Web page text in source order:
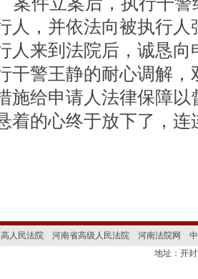
人，并依法向被执行
人来到法院后，诚恳
干警王静的耐心调解
施给申请人法律保障
着的心终于放下了，
人民法院 河南省高级人民法院 河南法院网
地址：开